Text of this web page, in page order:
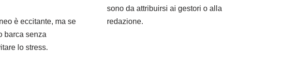
è eccitante, ma se
barca senza
lo stress.
sono da attribuirsi ai gestori o alla
redazione.